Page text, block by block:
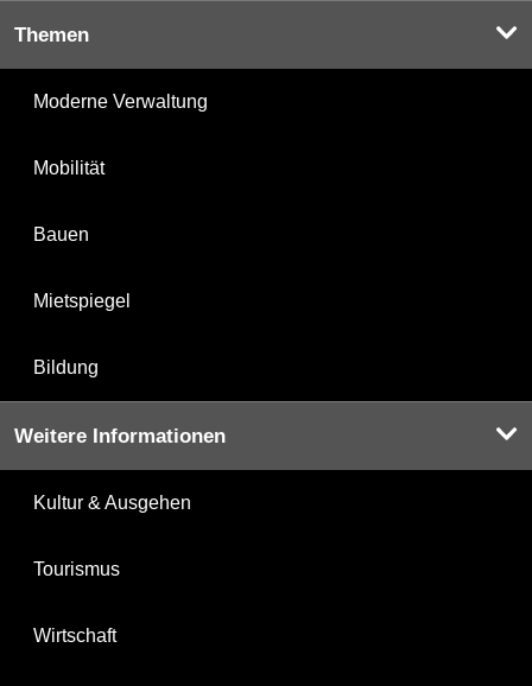
Themen
Moderne Verwaltung
Mobilität
Bauen
Mietspiegel
Bildung
Weitere Informationen
Kultur & Ausgehen
Tourismus
Wirtschaft